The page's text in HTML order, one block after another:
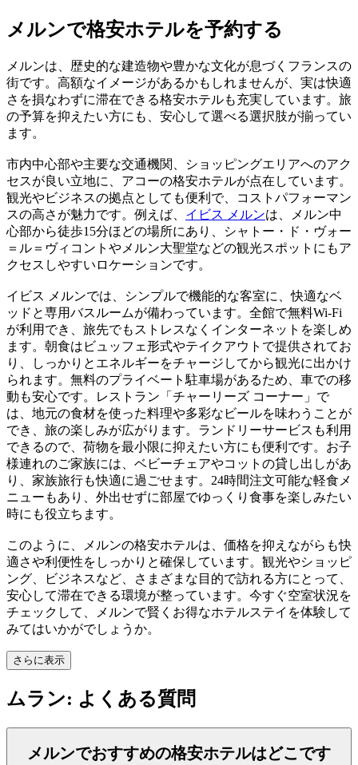
メルンで格安ホテルを予約する
メルンは、歴史的な建造物や豊かな文化が息づくフランスの
街です。高額なイメージがあるかもしれませんが、実は快適
さを損なわずに滞在できる格安ホテルも充実しています。旅
の予算を抑えたい方にも、安心して選べる選択肢が揃ってい
ます。
市内中心部や主要な交通機関、ショッピングエリアへのアク
セスが良い立地に、アコーの格安ホテルが点在しています。
観光やビジネスの拠点としても便利で、コストパフォーマン
スの高さが魅力です。例えば、 イビス メルンは、メルン中
心部から徒歩15分ほどの場所にあり、シャトー・ド・ヴォー
＝ル＝ヴィコントやメルン大聖堂などの観光スポットにもア
クセスしやすいロケーションです。
イビス メルンでは、シンプルで機能的な客室に、快適なベ
ッドと専用バスルームが備わっています。全館で無料Wi-Fi
が利用でき、旅先でもストレスなくインターネットを楽しめ
ます。朝食はビュッフェ形式やテイクアウトで提供されてお
り、しっかりとエネルギーをチャージしてから観光に出かけ
られます。無料のプライベート駐車場があるため、車での移
動も安心です。レストラン「チャーリーズ コーナー」で
は、地元の食材を使った料理や多彩なビールを味わうことが
でき、旅の楽しみが広がります。ランドリーサービスも利用
できるので、荷物を最小限に抑えたい方にも便利です。お子
様連れのご家族には、ベビーチェアやコットの貸し出しがあ
り、家族旅行も快適に過ごせます。24時間注文可能な軽食メ
ニューもあり、外出せずに部屋でゆっくり食事を楽しみたい
時にも役立ちます。
このように、メルンの格安ホテルは、価格を抑えながらも快
適さや利便性をしっかりと確保しています。観光やショッピ
ング、ビジネスなど、さまざまな目的で訪れる方にとって、
安心して滞在できる環境が整っています。今すぐ空室状況を
チェックして、メルンで賢くお得なホテルステイを体験して
みてはいかがでしょうか。
さらに表示
ムラン: よくある質問
メルンでおすすめの格安ホテルはどこです